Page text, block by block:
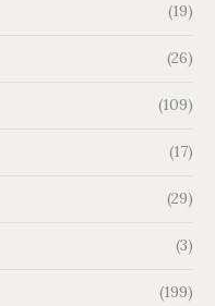
(19)
(26)
(109)
(17)
(29)
(3)
(199)